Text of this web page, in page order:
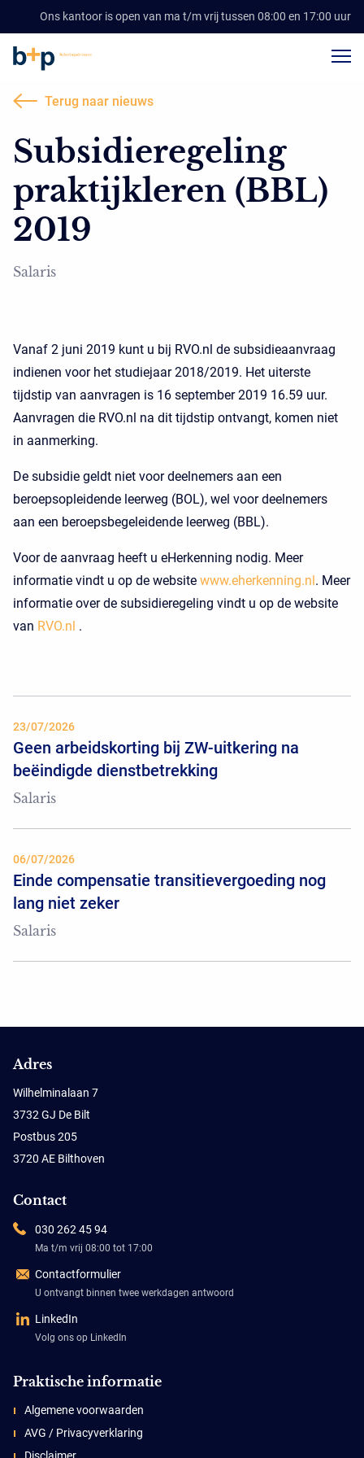
Ons kantoor is open van ma t/m vrij tussen 08:00 en 17:00 uur
Terug naar nieuws
Subsidieregeling
praktijkleren (BBL)
2019
Salaris
Vanaf 2 juni 2019 kunt u bij RVO.nl de subsidieaanvraag
indienen voor het studiejaar 2018/2019. Het uiterste
tijdstip van aanvragen is 16 september 2019 16.59 uur.
Aanvragen die RVO.nl na dit tijdstip ontvangt, komen niet
in aanmerking.
De subsidie geldt niet voor deelnemers aan een
beroepsopleidende leerweg (BOL), wel voor deelnemers
aan een beroepsbegeleidende leerweg (BBL).
Voor de aanvraag heeft u eHerkenning nodig. Meer
informatie vindt u op de website www.eherkenning.nl. Meer
informatie over de subsidieregeling vindt u op de website
van RVO.nl .
23/07/2026
Geen arbeidskorting bij ZW-uitkering na
beëindigde dienstbetrekking
Salaris
06/07/2026
Einde compensatie transitievergoeding nog
lang niet zeker
Salaris
Adres
Wilhelminalaan 7
3732 GJ De Bilt
Postbus 205
3720 AE Bilthoven
Contact
030 262 45 94
Ma t/m vrij 08:00 tot 17:00
Contactformulier
U ontvangt binnen twee werkdagen antwoord
LinkedIn
Volg ons op LinkedIn
Praktische informatie
Algemene voorwaarden
AVG / Privacyverklaring